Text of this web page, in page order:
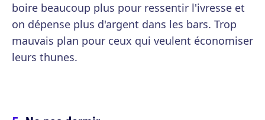
boire beaucoup plus pour ressentir l'ivresse et
on dépense plus d'argent dans les bars. Trop
mauvais plan pour ceux qui veulent économiser
leurs thunes.